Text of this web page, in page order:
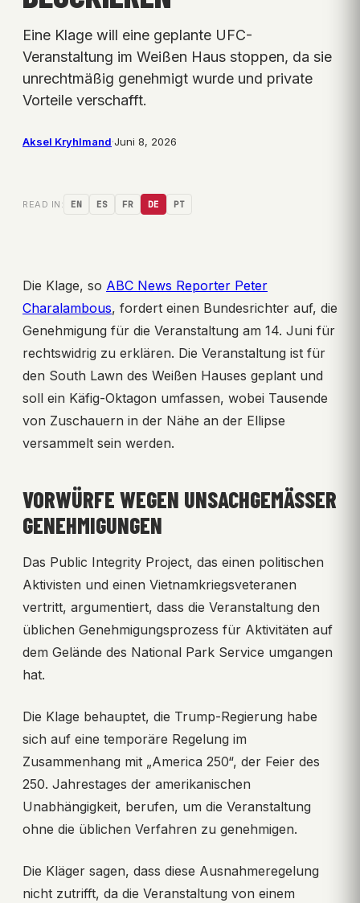
Eine Klage will eine geplante UFC-
Veranstaltung im Weißen Haus stoppen, da sie
unrechtmäßig genehmigt wurde und private
Vorteile verschafft.
Aksel Kryhlmand·Juni 8, 2026
READ IN: EN ES FR DE PT
Die Klage, so ABC News Reporter Peter
Charalambous, fordert einen Bundesrichter auf, die
Genehmigung für die Veranstaltung am 14. Juni für
rechtswidrig zu erklären. Die Veranstaltung ist für
den South Lawn des Weißen Hauses geplant und
soll ein Käfig-Oktagon umfassen, wobei Tausende
von Zuschauern in der Nähe an der Ellipse
versammelt sein werden.
VORWÜRFE WEGEN UNSACHGEMÄSSER G
ENEHMIGUNGEN
Das Public Integrity Project, das einen politischen
Aktivisten und einen Vietnamkriegsveteranen
vertritt, argumentiert, dass die Veranstaltung den
üblichen Genehmigungsprozess für Aktivitäten auf
dem Gelände des National Park Service umgangen
hat.
Die Klage behauptet, die Trump-Regierung habe
sich auf eine temporäre Regelung im
Zusammenhang mit „America 250“, der Feier des
250. Jahrestages der amerikanischen
Unabhängigkeit, berufen, um die Veranstaltung
ohne die üblichen Verfahren zu genehmigen.
Die Kläger sagen, dass diese Ausnahmeregelung
nicht zutrifft, da die Veranstaltung von einem